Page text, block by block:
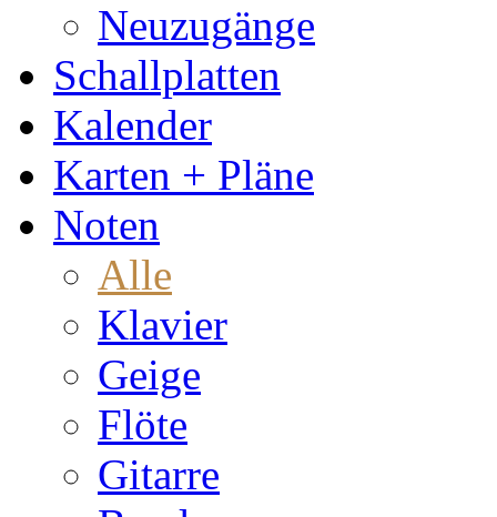
Neuzugänge
Schallplatten
Kalender
Karten + Pläne
Noten
Alle
Klavier
Geige
Flöte
Gitarre